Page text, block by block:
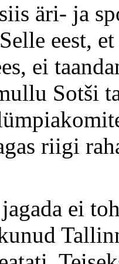
äri- ja
eest,
ei
Sotši
riigi
ei